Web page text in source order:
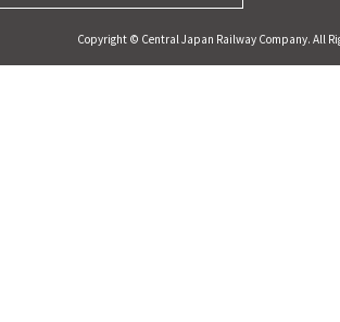
Copyright © Central Japan Railway Company. All